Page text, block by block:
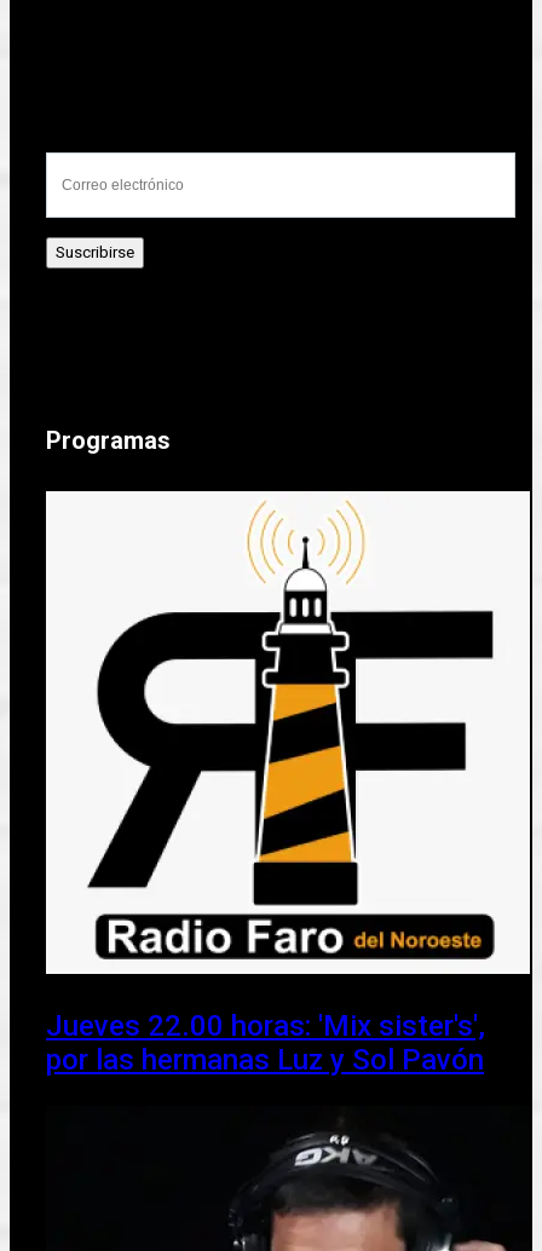
Programas
Jueves 22.00 horas: 'Mix sister's',
por las hermanas Luz y Sol Pavón